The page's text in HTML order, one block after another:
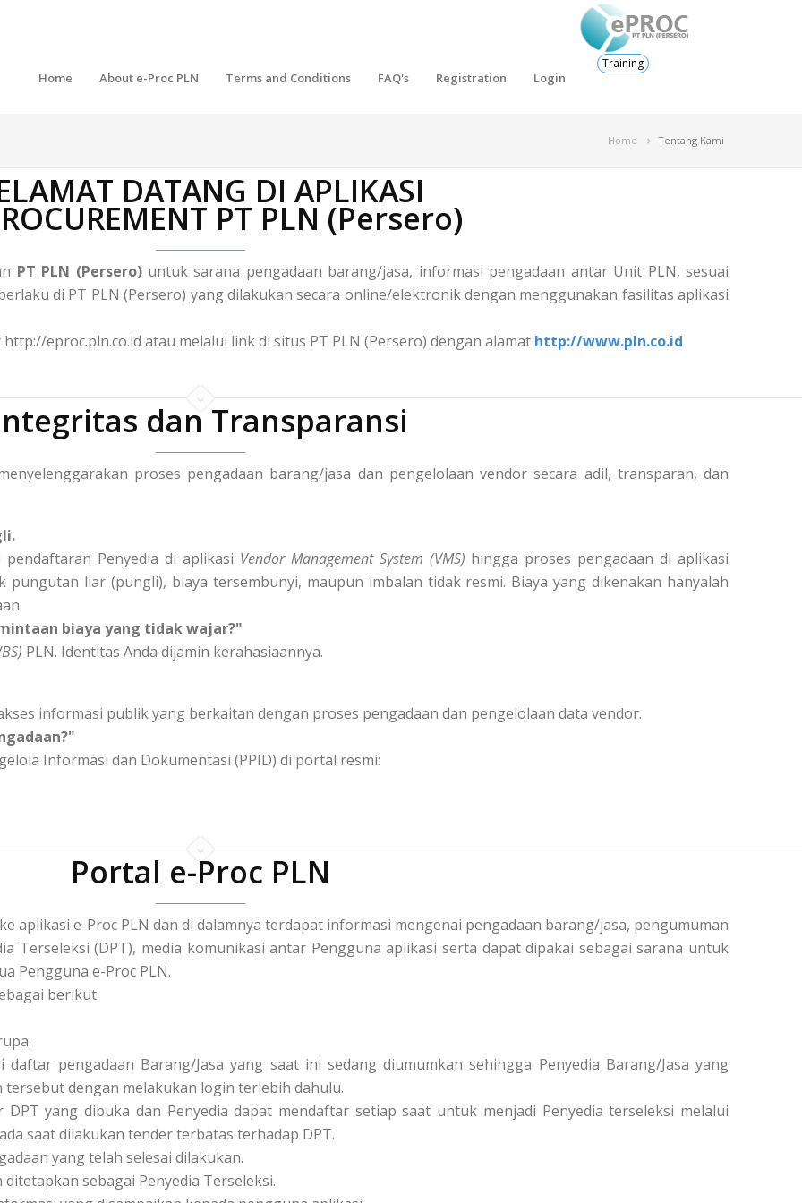
Training
Home About e-Proc PLN Terms and Conditions FAQ's Registration Login
Home Tentang Kami
DATANG DI APLIKASI
PT PLN (Persero)
PT PLN (Persero)untuk sarana pengadaan barang/jasa, informasi pengadaan antar Unit PLN, sesuai
di PT PLN (Persero) yang dilakukan secara online/elektronik dengan menggunakan fasilitas aplikasi
eproc.pln.co.id atau melalui link di situs PT PLN (Persero) dengan alamat http://www.pln.co.id
dan Transparansi
proses pengadaan barang/jasa dan pengelolaan vendor secara adil, transparan, dan
Penyedia di aplikasi Vendor Management System (VMS) hingga proses pengadaan di aplikasi
pungutan liar (pungli), biaya tersembunyi, maupun imbalan tidak resmi. Biaya yang dikenakan hanyalah
biaya yang tidak wajar?"
PLN. Identitas Anda dijamin kerahasiaannya.
informasi publik yang berkaitan dengan proses pengadaan dan pengelolaan data vendor.
Informasi dan Dokumentasi (PPID) di portal resmi:
Portal e-Proc PLN
aplikasi e-Proc PLN dan di dalamnya terdapat informasi mengenai pengadaan barang/jasa, pengumuman
Terseleksi (DPT), media komunikasi antar Pengguna aplikasi serta dapat dipakai sebagai sarana untuk
Pengguna e-Proc PLN.
berikut:
pengadaan Barang/Jasa yang saat ini sedang diumumkan sehingga Penyedia Barang/Jasa yang
dengan melakukan login terlebih dahulu.
yang dibuka dan Penyedia dapat mendaftar setiap saat untuk menjadi Penyedia terseleksi melalui
saat dilakukan tender terbatas terhadap DPT.
yang telah selesai dilakukan.
sebagai Penyedia Terseleksi.